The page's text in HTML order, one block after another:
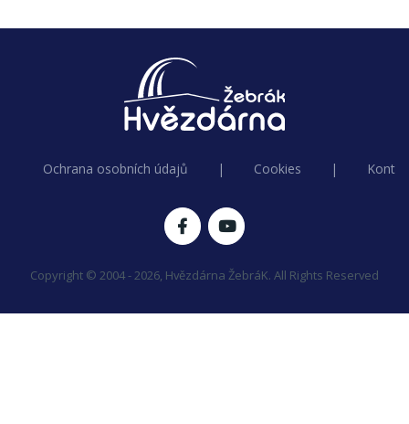
Ochrana osobních údajů | Cookies |
Copyright © 2004 - 2026, Hvězdárna ŽebráK. All Rights Reserved